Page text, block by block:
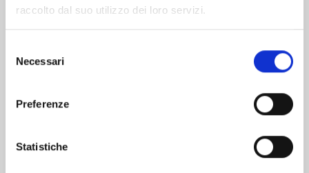
raccolto dal suo utilizzo dei loro servizi.
delNecessari
Preferenze
Statistiche